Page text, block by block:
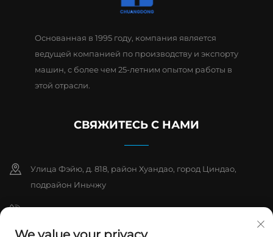
Основанная в 1995 году, компания является
ведущей компанией по производству и экспорту
машин, с более чем 25-летним опытом работы в
этой отрасли.
СВЯЖИТЕСЬ С НАМИ
Улица Фэйю, д. 818, район Хуандао, город Циндао,
подрайон Иньчжу